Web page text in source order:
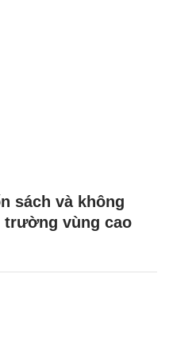
sách và không
trường vùng cao